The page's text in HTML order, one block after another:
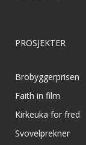
PROSJEKTER
Brobyggerprisen
Faith in film
Kirkeuka for fred
Svovelprekner